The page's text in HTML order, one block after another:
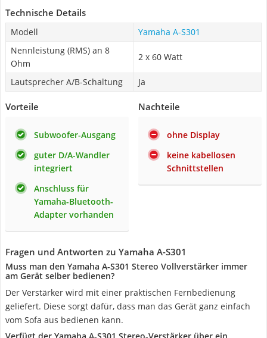
Technische Details
Modell
Yamaha A-S301
Nennleistung (RMS) an 8
Ohm
2 x 60 Watt
Lautsprecher A/B-Schaltung Ja
Vorteile
Subwoofer-Ausgang
guter D/A-Wandler
integriert
Anschluss für
Yamaha-Bluetooth-
Adapter vorhanden
Nachteile
ohne Display
keine kabellosen
Schnittstellen
Fragen und Antworten zu Yamaha A-S301
Muss man den Yamaha A-S301 Stereo Vollverstärker immer
am Gerät selber bedienen?
Der Verstärker wird mit einer praktischen Fernbedienung
geliefert. Diese sorgt dafür, dass man das Gerät ganz einfach
vom Sofa aus bedienen kann.